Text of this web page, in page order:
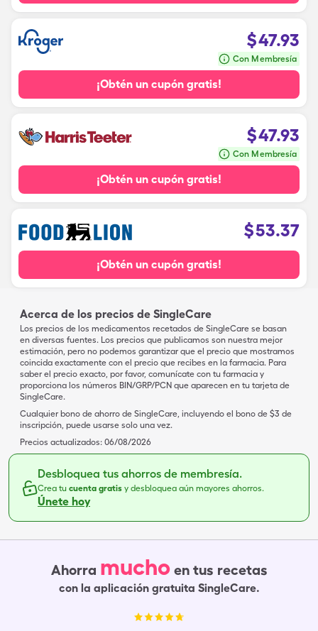
$47.93
Con Membresía
¡Obtén un cupón gratis!
$47.93
Con Membresía
¡Obtén un cupón gratis!
$53.37
¡Obtén un cupón gratis!
Acerca de los precios de SingleCare
Los precios de los medicamentos recetados de SingleCare se basan
en diversas fuentes. Los precios que publicamos son nuestra mejor
estimación, pero no podemos garantizar que el precio que mostramos
coincida exactamente con el precio que recibes en la farmacia. Para
saber el precio exacto, por favor, comunícate con tu farmacia y
proporciona los números BIN/GRP/PCN que aparecen en tu tarjeta de
SingleCare.
Cualquier bono de ahorro de SingleCare, incluyendo el bono de $3 de
inscripción, puede usarse solo una vez.
Precios actualizados: 06/08/2026
Desbloquea tus ahorros de membresía.
Crea tu cuenta gratis y desbloquea aún mayores ahorros.
Únete hoy
Ahorra mucho en tus recetas
con la aplicación gratuita SingleCare.